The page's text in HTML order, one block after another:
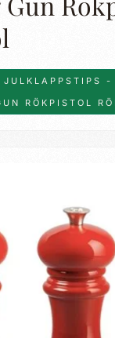
-
RÖKPISTOL